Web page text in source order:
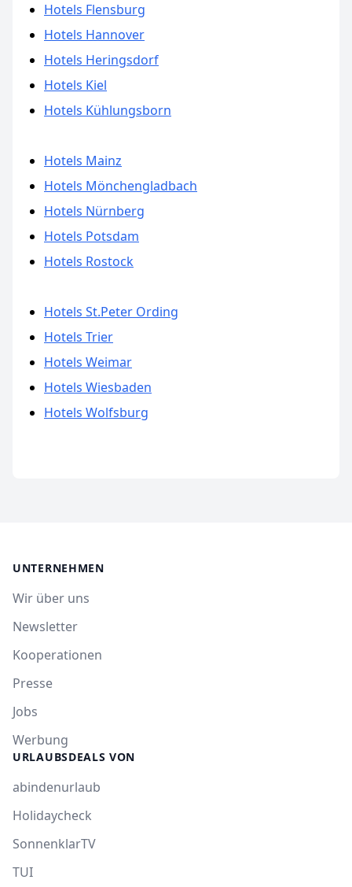
Hotels Flensburg
Hotels Hannover
Hotels Heringsdorf
Hotels Kiel
Hotels Kühlungsborn
Hotels Mainz
Hotels Mönchengladbach
Hotels Nürnberg
Hotels Potsdam
Hotels Rostock
Hotels St.Peter Ording
Hotels Trier
Hotels Weimar
Hotels Wiesbaden
Hotels Wolfsburg
UNTERNEHMEN
Wir über uns
Newsletter
Kooperationen
Presse
Jobs
Werbung
URLAUBSDEALS VON
abindenurlaub
Holidaycheck
SonnenklarTV
TUI